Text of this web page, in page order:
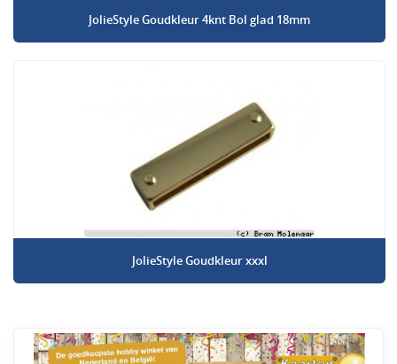
JolieStyle Goudkleur 4knt Bol glad 18mm
JolieStyle Goudkleur xxxl